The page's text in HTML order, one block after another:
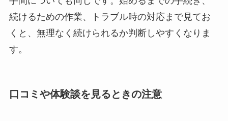
続けるための作業、トラブル時の対応まで見てお
くと、無理なく続けられるか判断しやすくなりま
す。
口コミや体験談を見るときの注意